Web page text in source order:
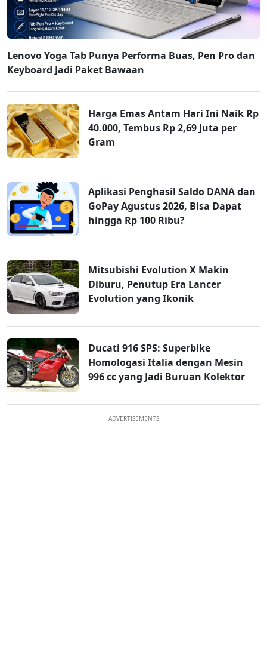
Lenovo Yoga Tab Punya Performa Buas, Pen Pro dan
Keyboard Jadi Paket Bawaan
Harga Emas Antam Hari Ini Naik Rp
40.000, Tembus Rp 2,69 Juta per
Gram
Aplikasi Penghasil Saldo DANA dan
GoPay Agustus 2026, Bisa Dapat
hingga Rp 100 Ribu?
Mitsubishi Evolution X Makin
Diburu, Penutup Era Lancer
Evolution yang Ikonik
Ducati 916 SPS: Superbike
Homologasi Italia dengan Mesin
996 cc yang Jadi Buruan Kolektor
ADVERTISEMENTS